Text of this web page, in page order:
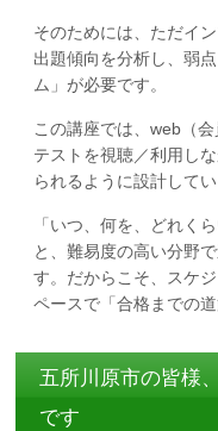
そのためには、ただイ
出題傾向を分析し、弱
ム」が必要です。
この講座では、web（
テストを視聴／利用し
られるように設計してい
「いつ、何を、どれく
と、難易度の高い分野
す。だからこそ、スケ
ペースで「合格までの
五所川原市の皆様
です